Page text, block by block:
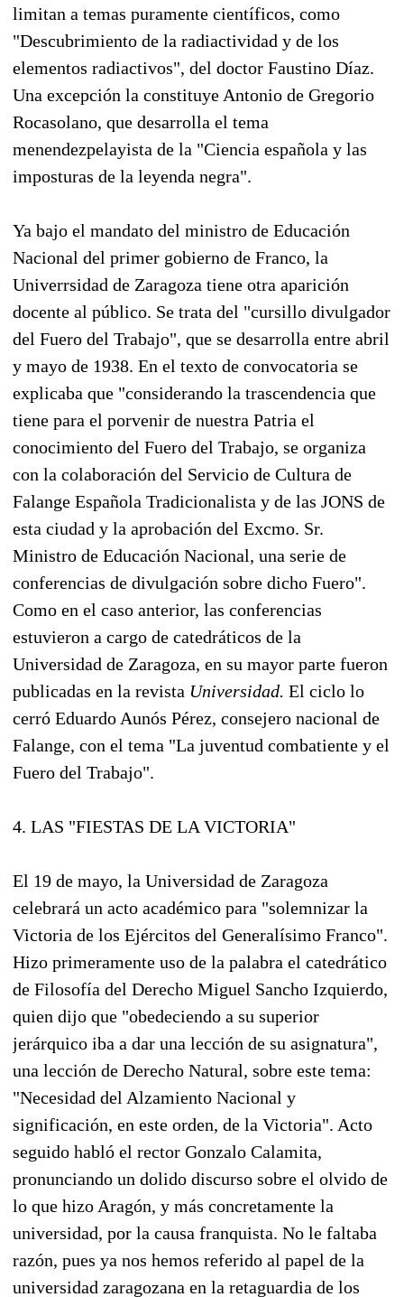
limitan a temas puramente científicos, como
"Descubrimiento de la radiactividad y de los
elementos radiactivos", del doctor Faustino Díaz.
Una excepción la constituye Antonio de Gregorio
Rocasolano, que desarrolla el tema
menendezpelayista de la "Ciencia española y las
imposturas de la leyenda negra".
Ya bajo el mandato del ministro de Educación
Nacional del primer gobierno de Franco, la
Univerrsidad de Zaragoza tiene otra aparición
docente al público. Se trata del "cursillo divulgador
del Fuero del Trabajo", que se desarrolla entre abril
y mayo de 1938. En el texto de convocatoria se
explicaba que "considerando la trascendencia que
tiene para el porvenir de nuestra Patria el
conocimiento del Fuero del Trabajo, se organiza
con la colaboración del Servicio de Cultura de
Falange Española Tradicionalista y de las JONS de
esta ciudad y la aprobación del Excmo. Sr.
Ministro de Educación Nacional, una serie de
conferencias de divulgación sobre dicho Fuero".
Como en el caso anterior, las conferencias
estuvieron a cargo de catedráticos de la
Universidad de Zaragoza, en su mayor parte fueron
publicadas en la revista Universidad. El ciclo lo
cerró Eduardo Aunós Pérez, consejero nacional de
Falange, con el tema "La juventud combatiente y el
Fuero del Trabajo".
4. LAS "FIESTAS DE LA VICTORIA"
El 19 de mayo, la Universidad de Zaragoza
celebrará un acto académico para "solemnizar la
Victoria de los Ejércitos del Generalísimo Franco".
Hizo primeramente uso de la palabra el catedrático
de Filosofía del Derecho Miguel Sancho Izquierdo,
quien dijo que "obedeciendo a su superior
jerárquico iba a dar una lección de su asignatura",
una lección de Derecho Natural, sobre este tema:
"Necesidad del Alzamiento Nacional y
significación, en este orden, de la Victoria". Acto
seguido habló el rector Gonzalo Calamita,
pronunciando un dolido discurso sobre el olvido de
lo que hizo Aragón, y más concretamente la
universidad, por la causa franquista. No le faltaba
razón, pues ya nos hemos referido al papel de la
universidad zaragozana en la retaguardia de los